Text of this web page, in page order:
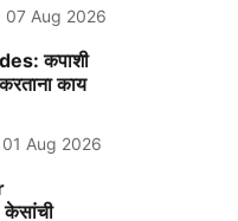
07 Aug 2026
कपाशी
काय
01 Aug 2026